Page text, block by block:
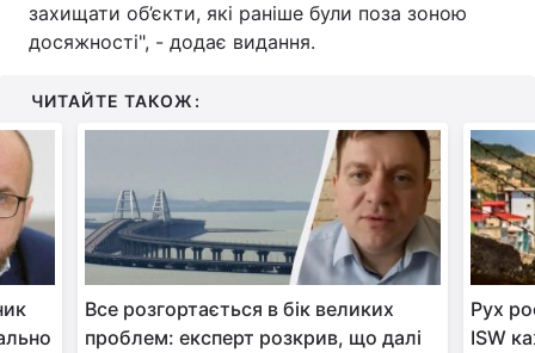
захищати об’єкти, які раніше були поза зоною
досяжності", - додає видання.
ЧИТАЙТЕ ТАКОЖ:
Все розгортається в бік великих
проблем: експерт розкрив, що далі
Рух
ISW